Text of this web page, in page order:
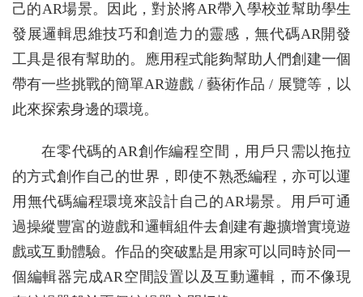
己的AR場景。因此，對於將AR帶入學校並幫助學生
發展邏輯思維技巧和創造力的靈感，無代碼AR開發
工具是很有幫助的。應用程式能夠幫助人們創建一個
帶有一些挑戰的簡單AR遊戲 / 藝術作品 / 展覽等，以
此來探索身邊的環境。
在零代碼的AR創作編程空間，用戶只需以拖拉
的方式創作自己的世界，即使不熟悉編程，亦可以運
用無代碼編程環境來設計自己的AR場景。用戶可通
過操縱豐富的遊戲和邏輯組件去創建有趣擴增實境遊
戲或互動體驗。作品的突破點是用家可以同時於同一
個編輯器完成AR空間設置以及互動邏輯，而不像現